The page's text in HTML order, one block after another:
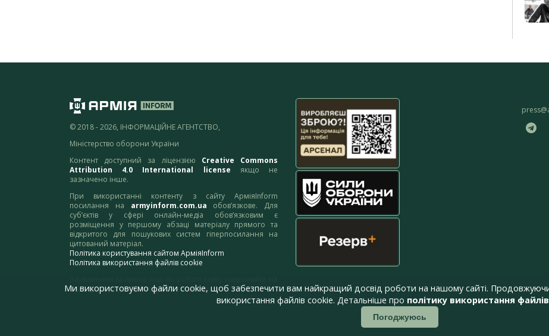
© 2018 - 2026, ІНФОРМАЦІЙНЕ АГЕНТСТВО,
Міністерство оборони України
Контент доступний за ліцензією Creative Commons
Attribution 4.0 International license якщо не
зазначено інше.
При використанні контенту з сайту АрміяInform
посилання на armyinform.com.ua обов’язкове. Для
суб’єктів у сфері онлайн-медіа обов’язковим є
розміщення у першому абзаці матеріалу прямого та
відкритого для пошукових систем гіперпосилання на
цитований матеріал.
Політика користування сайтом АрміяInform
Політика використання файлів cookie
адресу:webmaster@armyinform.com.ua
Ми використовуємо файли cookie, щоб забезпечити вам найкращий досвід роботи на нашому сайті.
використання файлів cookie. Детальніше про політику використання
Погоджуюсь